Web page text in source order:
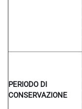
PERIODO DI
CONSERVAZIONE